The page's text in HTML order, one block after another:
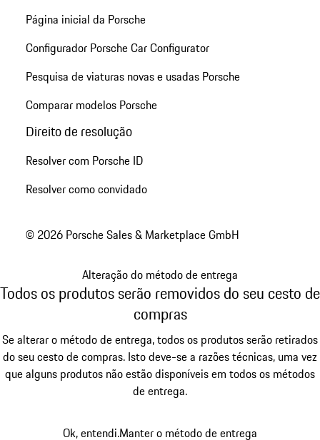
Página inicial da Porsche
Configurador Porsche Car Configurator
Pesquisa de viaturas novas e usadas Porsche
Comparar modelos Porsche
Direito de resolução
Resolver com Porsche ID
Resolver como convidado
© 2026 Porsche Sales & Marketplace GmbH
Alteração do método de entrega
Todos os produtos serão removidos do seu cesto de
compras
Se alterar o método de entrega, todos os produtos serão retirados
do seu cesto de compras. Isto deve-se a razões técnicas, uma vez
que alguns produtos não estão disponíveis em todos os métodos
de entrega.
Ok, entendi.Manter o método de entrega